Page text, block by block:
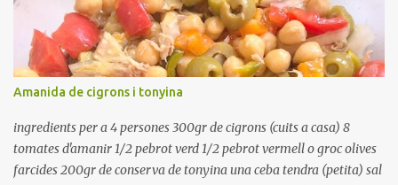
be, sense bullir i sempre sempre, amb l'olla tapada, entre 1 hora i 1
hora i mitja. Saleu 10 minuts abans de retirar del foc. Heu de veure
vosaltres el moment en que ja estan cuites. Anotacions Deixeu
refredar en la mateixa olla. El caldo de coure els fesols, es pot
utilitzar per una crema o sopa. Ingredientes judias -agua -sal
Preparación Ponga las judías a r...
Amanida de cigrons i tonyina
ingredients per a 4 persones 300gr de cigrons (cuits a casa) 8
tomates d'amanir 1/2 pebrot verd 1/2 pebrot vermell o groc olives
farcides 200gr de conserva de tonyina una ceba tendra (petita) sal